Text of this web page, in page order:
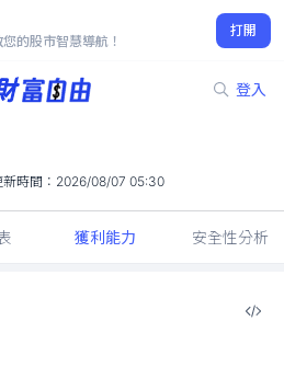
的股市智慧導航！
打開
登入
-4.47%
時間： 2026/08/07 05:30
獲利能力 安全性分析